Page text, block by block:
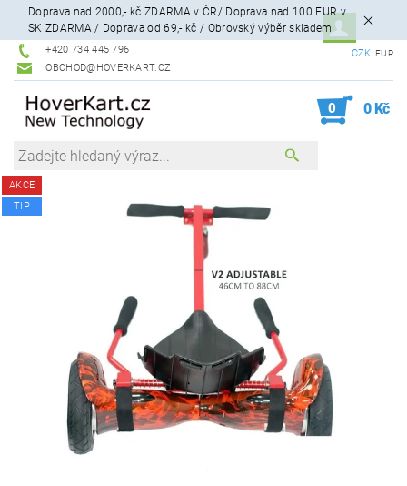
Doprava nad 2000,- kč ZDARMA v ČR/ Doprava nad 100 EUR v
SK ZDARMA / Doprava od 69,- kč / Obrovský výběr skladem
+420 734 445 796
OBCHOD@HOVERKART.CZ
CZK EUR
0 0 Kč
AKCE
TIP